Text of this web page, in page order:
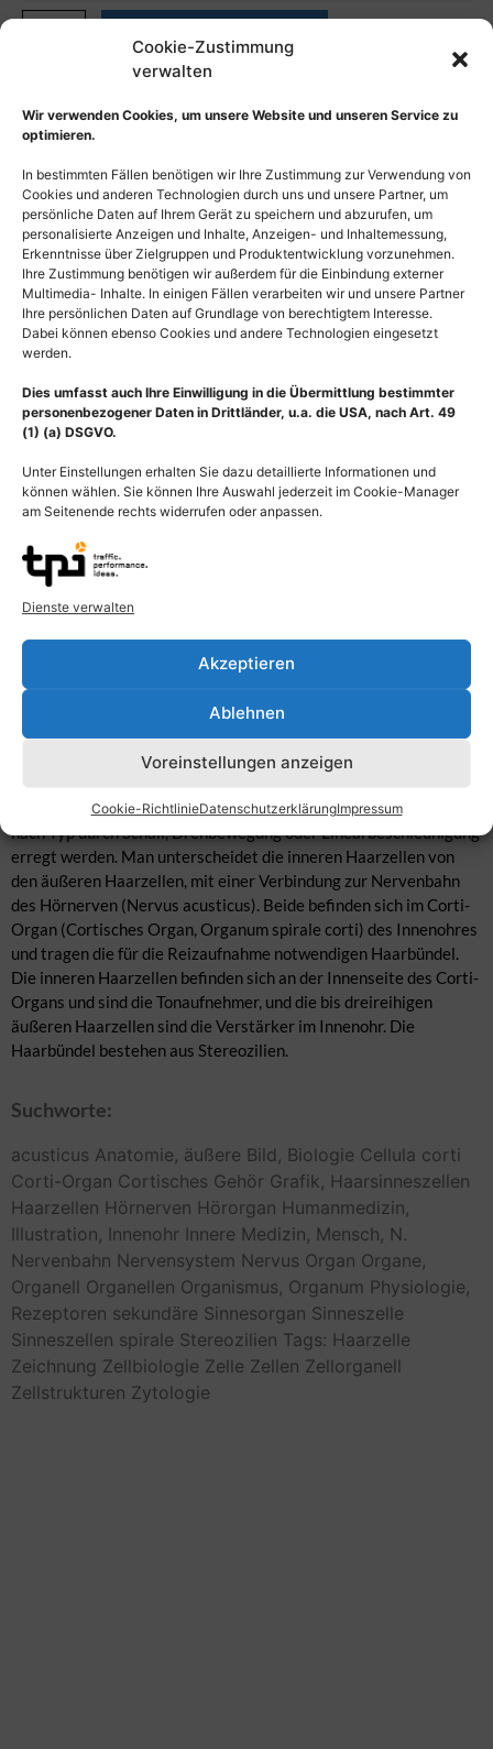
Cookie-Zustimmung
verwalten
Wir verwenden Cookies, um unsere Website und unseren Service zu
optimieren.
In bestimmten Fällen benötigen wir Ihre Zustimmung zur Verwendung von
Cookies und anderen Technologien durch uns und unsere Partner, um
persönliche Daten auf Ihrem Gerät zu speichern und abzurufen, um
personalisierte Anzeigen und Inhalte, Anzeigen- und Inhaltemessung,
Erkenntnisse über Zielgruppen und Produktentwicklung vorzunehmen.
Ihre Zustimmung benötigen wir außerdem für die Einbindung externer
Multimedia- Inhalte. In einigen Fällen verarbeiten wir und unsere Partner
Ihre persönlichen Daten auf Grundlage von berechtigtem Interesse.
Dabei können ebenso Cookies und andere Technologien eingesetzt
werden.
Dies umfasst auch Ihre Einwilligung in die Übermittlung bestimmter
personenbezogener Daten in Drittländer, u.a. die USA, nach Art. 49
(1) (a) DSGVO.
Unter Einstellungen erhalten Sie dazu detaillierte Informationen und
können wählen. Sie können Ihre Auswahl jederzeit im Cookie-Manager
am Seitenende rechts widerrufen oder anpassen.
Dienste verwalten
Akzeptieren
Ablehnen
Voreinstellungen anzeigen
Cookie-RichtlinieDatenschutzerklärungImpressum
Darstellung einer Haarzelle des Innenohrs mit Ansicht der
Nervenendigung. Die Haarzellen (Haarsinneszellen) sind
Mechanorezeptoren und gehören zu den sekundären Sinneszellen
Reize in Nervenaktivität umgewandelt. Haarzellen können je
nach Typ durch Schall, Drehbewegung oder Linearbeschleunigung
erregt werden. Man unterscheidet die inneren Haarzellen von
den äußeren Haarzellen, mit einer Verbindung zur Nervenbahn
des Hörnerven (Nervus acusticus). Beide befinden sich im Corti-
Organ (Cortisches Organ, Organum spirale corti) des Innenohres
und tragen die für die Reizaufnahme notwendigen Haarbündel.
Die inneren Haarzellen befinden sich an der Innenseite des Corti-
Organs und sind die Tonaufnehmer, und die bis dreireihigen
äußeren Haarzellen sind die Verstärker im Innenohr. Die
Haarbündel bestehen aus Stereozilien.
Suchworte:
acusticus Anatomie, äußere Bild, Biologie Cellula corti
Corti-Organ Cortisches Gehör Grafik, Haarsinneszellen
Haarzellen Hörnerven Hörorgan Humanmedizin,
Illustration, Innenohr Innere Medizin, Mensch, N.
Nervenbahn Nervensystem Nervus Organ Organe,
Organell Organellen Organismus, Organum Physiologie,
Rezeptoren sekundäre Sinnesorgan Sinneszelle
Sinneszellen spirale Stereozilien Tags: Haarzelle
Zeichnung Zellbiologie Zelle Zellen Zellorganell
Zellstrukturen Zytologie